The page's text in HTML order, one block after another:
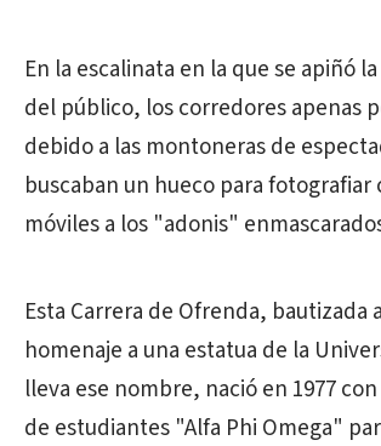
En la escalinata en la que se apiñó
del público, los corredores apenas
debido a las montoneras de
buscaban un hueco para fotografiar
móviles a los "adonis"
Esta Carrera de Ofrenda, bautizada
homenaje a una estatua de la
lleva ese nombre, nació en 1977
de estudiantes "Alfa Phi Omega"